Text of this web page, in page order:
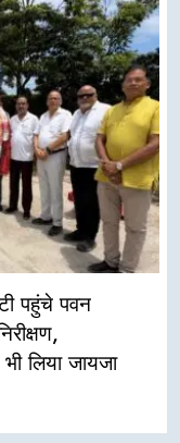
पहुंचे पवन
लिया जायजा